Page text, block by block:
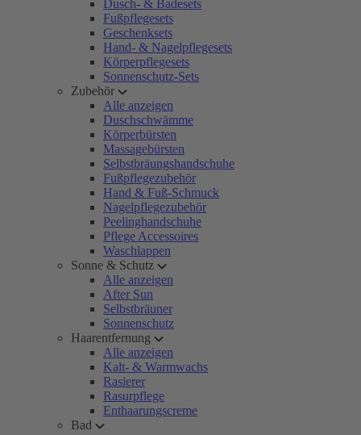
Dusch- & Badesets
Fußpflegesets
Geschenksets
Hand- & Nagelpflegesets
Körperpflegesets
Sonnenschutz-Sets
Zubehör
Alle anzeigen
Duschschwämme
Körperbürsten
Massagebürsten
Selbstbräungshandschuhe
Fußpflegezubehör
Hand & Fuß-Schmuck
Nagelpflegezubehör
Peelinghandschuhe
Pflege Accessoires
Waschlappen
Sonne & Schutz
Alle anzeigen
After Sun
Selbstbräuner
Sonnenschutz
Haarentfernung
Alle anzeigen
Kalt- & Warmwachs
Rasierer
Rasurpflege
Enthaarungscreme
Bad